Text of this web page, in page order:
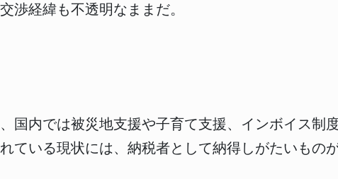
渉経緯も不透明なままだ。
国内では被災地支援や子育て支援、インボイス制
いる現状には、納税者として納得しがたいものが